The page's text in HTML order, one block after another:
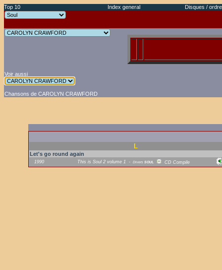
Top 10 Index general Disques /
Voir aussi
Chansons de CAROLYN CRAWFORD
L
Let's go round again
1990 This is Soul 2 volume 1 - Divers SOUL CD Compile